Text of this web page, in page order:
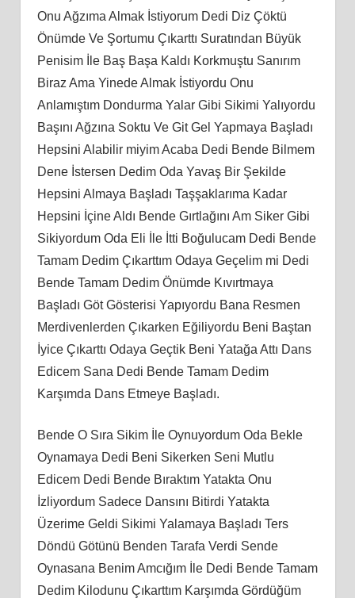
Onu Ağzıma Almak İstiyorum Dedi Diz Çöktü
Önümde Ve Şortumu Çıkarttı Suratından Büyük
Penisim İle Baş Başa Kaldı Korkmuştu Sanırım
Biraz Ama Yinede Almak İstiyordu Onu
Anlamıştım Dondurma Yalar Gibi Sikimi Yalıyordu
Başını Ağzına Soktu Ve Git Gel Yapmaya Başladı
Hepsini Alabilir miyim Acaba Dedi Bende Bilmem
Dene İstersen Dedim Oda Yavaş Bir Şekilde
Hepsini Almaya Başladı Taşşaklarıma Kadar
Hepsini İçine Aldı Bende Gırtlağını Am Siker Gibi
Sikiyordum Oda Eli İle İtti Boğulucam Dedi Bende
Tamam Dedim Çıkarttım Odaya Geçelim mi Dedi
Bende Tamam Dedim Önümde Kıvırtmaya
Başladı Göt Gösterisi Yapıyordu Bana Resmen
Merdivenlerden Çıkarken Eğiliyordu Beni Baştan
İyice Çıkarttı Odaya Geçtik Beni Yatağa Attı Dans
Edicem Sana Dedi Bende Tamam Dedim
Karşımda Dans Etmeye Başladı.
Bende O Sıra Sikim İle Oynuyordum Oda Bekle
Oynamaya Dedi Beni Sikerken Seni Mutlu
Edicem Dedi Bende Bıraktım Yatakta Onu
İzliyordum Sadece Dansını Bitirdi Yatakta
Üzerime Geldi Sikimi Yalamaya Başladı Ters
Döndü Götünü Benden Tarafa Verdi Sende
Oynasana Benim Amcığım İle Dedi Bende Tamam
Dedim Kilodunu Çıkarttım Karşımda Gördüğüm